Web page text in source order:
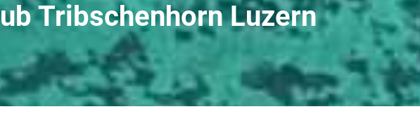
Tribschenhorn Luzern